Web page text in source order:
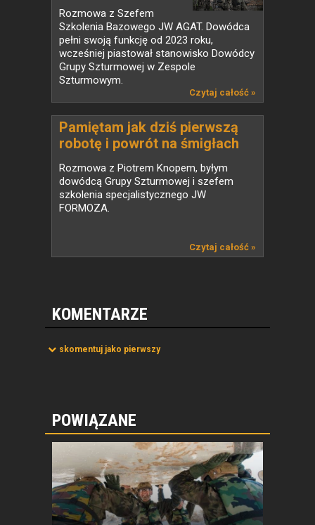
Rozmowa z Szefem
Szkolenia Bazowego JW AGAT. Dowódca
pełni swoją funkcję od 2023 roku,
wcześniej piastował stanowisko Dowódcy
Grupy Szturmowej w Zespole
Szturmowym.
Czytaj całość »
Pamiętam jak dziś pierwszą
robotę i powrót na śmigłach
Rozmowa z Piotrem Knopem, byłym
dowódcą Grupy Szturmowej i szefem
szkolenia specjalistycznego JW
FORMOZA.
Czytaj całość »
KOMENTARZE
skomentuj jako pierwszy
POWIĄZANE